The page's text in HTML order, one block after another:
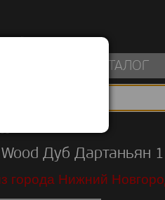
КАТАЛОГ
Дуб Дартаньян
города Нижний